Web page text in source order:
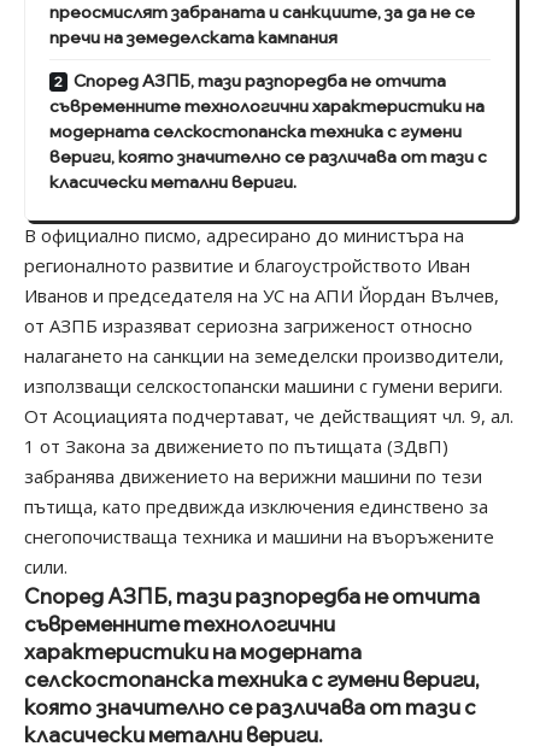
преосмислят забраната и санкциите, за да не се
пречи на земеделската кампания
Според АЗПБ, тази разпоредба не отчита
съвременните технологични характеристики на
модерната селскостопанска техника с гумени
вериги, която значително се различава от тази с
класически метални вериги.
В официално писмо, адресирано до министъра на
регионалното развитие и благоустройството Иван
Иванов и председателя на УС на АПИ Йордан Вълчев,
от АЗПБ изразяват сериозна загриженост относно
налагането на санкции на земеделски производители,
използващи селскостопански машини с гумени вериги.
От Асоциацията подчертават, че действащият чл. 9, ал.
1 от Закона за движението по пътищата (ЗДвП)
забранява движението на верижни машини по тези
пътища, като предвижда изключения единствено за
снегопочистваща техника и машини на въоръжените
сили.
Според АЗПБ, тази разпоредба не отчита
съвременните технологични
характеристики на модерната
селскостопанска техника с гумени вериги,
която значително се различава от тази с
класически метални вериги.